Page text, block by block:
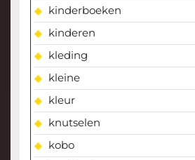
kinderboeken
kinderen
kleding
kleine
kleur
knutselen
kobo